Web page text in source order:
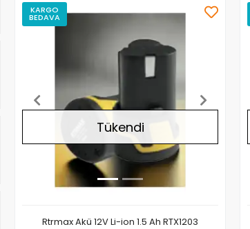
KARGO
BEDAVA Stokta Yok
Tükendi
Rtrmax Akü 12V Li-ion 1.5 Ah RTX1203